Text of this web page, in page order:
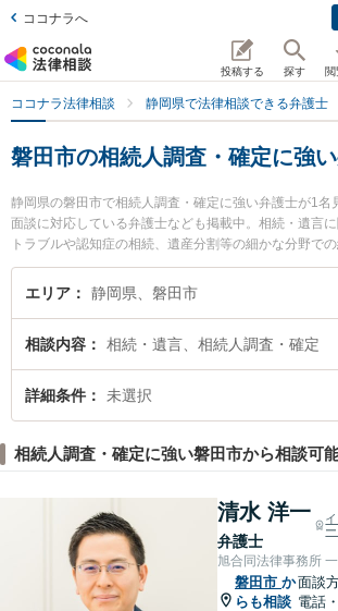
ココナラへ
投稿する 探す
ココナラ法律相談 静岡県で法律相談できる弁護士
磐田市の相続人調査・確定に強
静岡県の磐田市で相続人調査・確定に強い弁護士が1名
面談に対応している弁護士なども掲載中。相続・遺言
トラブルや認知症の相続、遺産分割等の細かな分野で
利です。特に磐田リベルラ法律事務所の妹尾 圭持弁護
弁護士費用、強みなどが注目されています。『磐田市
で相続人調査・確定を法律相談できる磐田市内の弁護
どでお困りの相談者さんにおすすめです。
エリア 静岡県、磐田市
相談内容 相続・遺言、相続人調査・確定
詳細条件 未選択
相続人調査・確定に強い磐田市から相談可
清水 洋一
弁護士
旭合同法律事務所
磐田市 か
らも相談
面談
電話